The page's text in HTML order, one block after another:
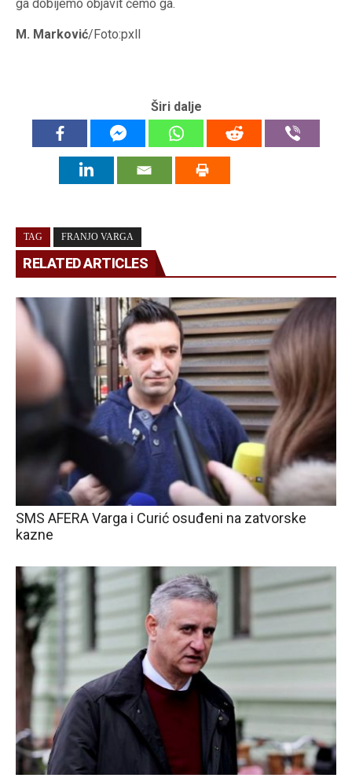
ga dobijemo objavit ćemo ga.
M. Marković/Foto:pxll
Širi dalje
TAG FRANJO VARGA
RELATED ARTICLES
SMS AFERA Varga i Curić osuđeni na zatvorske
kazne